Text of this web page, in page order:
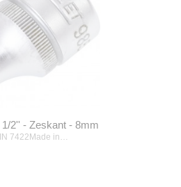
2'' - Zeskant - 8mm
7422Made in…